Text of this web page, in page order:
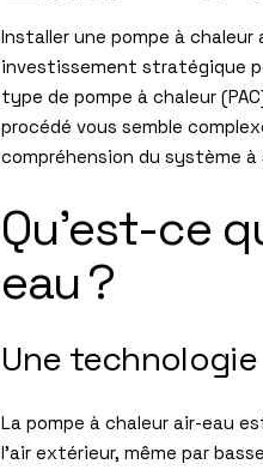
Installer une pompe à
investissement stratégique
type de pompe à chaleur
procédé vous semble
compréhension du système
Qu’est-ce
eau ?
Une
La pompe à chaleur air-eau
l’air extérieur, même par